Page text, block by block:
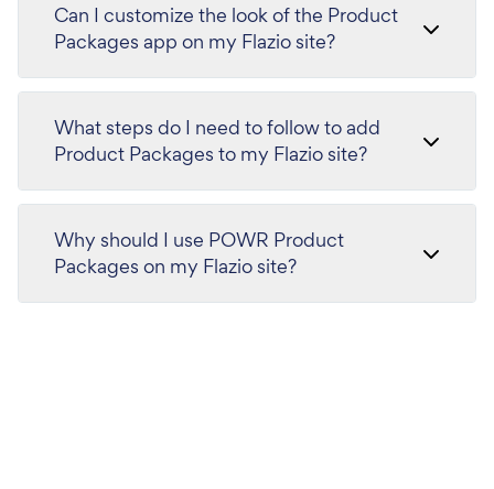
Can I customize the look of the Product
Packages app on my Flazio site?
What steps do I need to follow to add
Product Packages to my Flazio site?
Why should I use POWR Product
Packages on my Flazio site?